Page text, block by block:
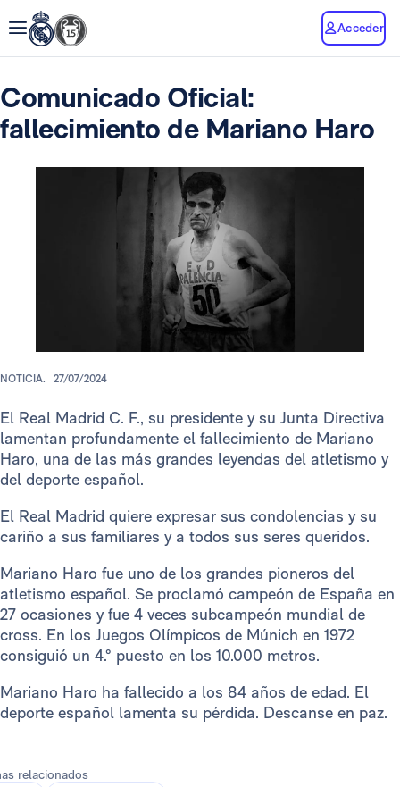
Acceder
Comunicado Oficial:
fallecimiento de Mariano Haro
NOTICIA. 27/07/2024
El Real Madrid C. F., su presidente y su Junta Directiva
lamentan profundamente el fallecimiento de Mariano
Haro, una de las más grandes leyendas del atletismo y
del deporte español.
El Real Madrid quiere expresar sus condolencias y su
cariño a sus familiares y a todos sus seres queridos.
Mariano Haro fue uno de los grandes pioneros del
atletismo español. Se proclamó campeón de España en
27 ocasiones y fue 4 veces subcampeón mundial de
cross. En los Juegos Olímpicos de Múnich en 1972
consiguió un 4.° puesto en los 10.000 metros.
Mariano Haro ha fallecido a los 84 años de edad. El
deporte español lamenta su pérdida. Descanse en paz.
relacionados